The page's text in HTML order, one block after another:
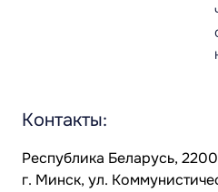
Контакты:
Республика Беларусь,
г. Минск, ул.